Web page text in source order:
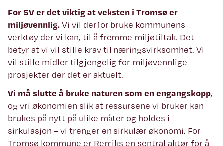
For SV er det viktig at veksten i Tromsø er
miljøvennlig.Vi vil derfor bruke kommunens
verktøy der vi kan, til å fremme miljøtiltak. Det
betyr at vi vil stille krav til næringsvirksomhet. Vi
vil stille midler tilgjengelig for miljøvennlige
prosjekter der det er aktuelt.
Vi må slutte å bruke naturen som en engangskopp,
og vri økonomien slik at ressursene vi bruker kan
brukes på nytt på ulike måter og holdes i
sirkulasjon – vi trenger en sirkulær økonomi. For
Tromsø kommune er Remiks en sentral aktør for å